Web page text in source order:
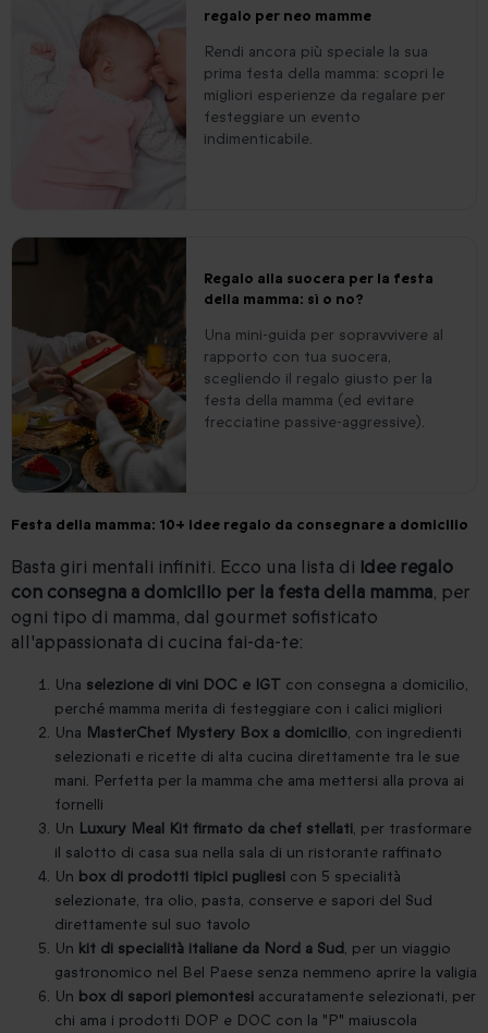
regalo per neo mamme
Rendi ancora più speciale la sua
prima festa della mamma: scopri le
migliori esperienze da regalare per
festeggiare un evento
indimenticabile.
Regalo alla suocera per la festa
della mamma: sì o no?
Una mini-guida per sopravvivere al
rapporto con tua suocera,
scegliendo il regalo giusto per la
festa della mamma (ed evitare
frecciatine passive-aggressive).
Festa della mamma: 10+ idee regalo da consegnare a domicilio
Basta giri mentali infiniti. Ecco una lista di idee regalo
con consegna a domicilio per la festa della mamma, per
ogni tipo di mamma, dal gourmet sofisticato
all'appassionata di cucina fai-da-te:
Una selezione di vini DOC e IGT con consegna a domicilio,
perché mamma merita di festeggiare con i calici migliori
Una MasterChef Mystery Box a domicilio, con ingredienti
selezionati e ricette di alta cucina direttamente tra le sue
mani. Perfetta per la mamma che ama mettersi alla prova ai
fornelli
Un Luxury Meal Kit firmato da chef stellati, per trasformare
il salotto di casa sua nella sala di un ristorante raffinato
Un box di prodotti tipici pugliesi con 5 specialità
selezionate, tra olio, pasta, conserve e sapori del Sud
direttamente sul suo tavolo
Un kit di specialità italiane da Nord a Sud, per un viaggio
gastronomico nel Bel Paese senza nemmeno aprire la valigia
Un box di sapori piemontesi accuratamente selezionati, per
chi ama i prodotti DOP e DOC con la "P" maiuscola